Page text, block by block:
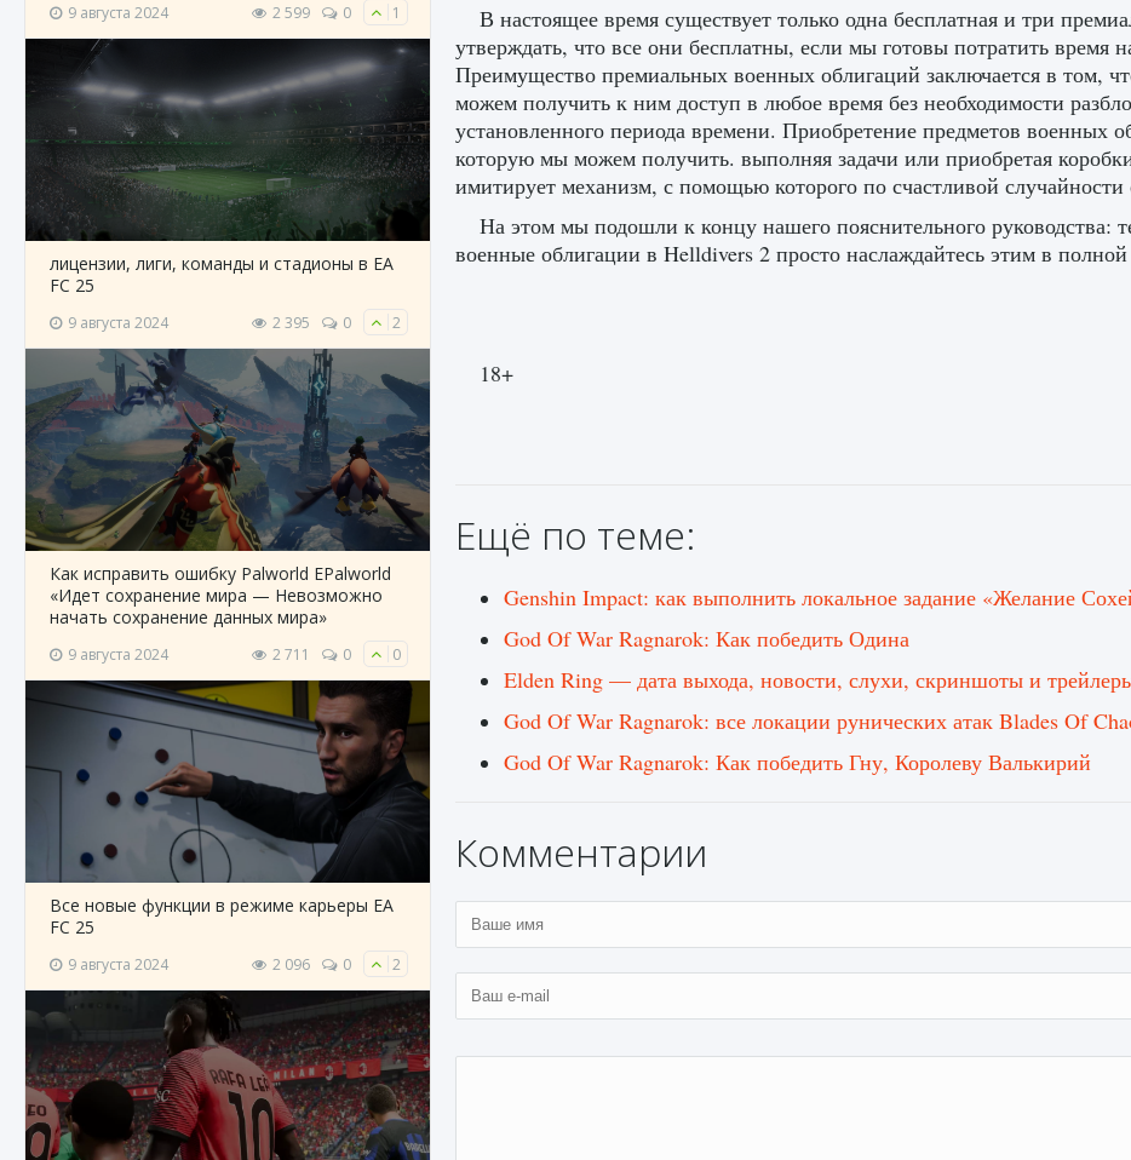
9 августа 2024 2 599 0 1
лицензии, лиги, команды и стадионы в EA
FC 25
9 августа 2024 2 395 0 2
Как исправить ошибку Palworld EPalworld
«Идет сохранение мира — Невозможно
начать сохранение данных мира»
9 августа 2024 2 711 0 0
Все новые функции в режиме карьеры EA
FC 25
9 августа 2024 2 096 0 2
В настоящее время существует только одна бесплатная и три
утверждать, что все они бесплатны, если мы готовы потратить время
Преимущество премиальных военных облигаций заключается в том,
можем получить к ним доступ в любое время без необходимости
установленного периода времени. Приобретение предметов военных
которую мы можем получить. выполняя задачи или приобретая
имитирует механизм, с помощью которого по счастливой
На этом мы подошли к концу нашего пояснительного руководства:
военные облигации в Helldivers 2 просто наслаждайтесь этим в
18+
Ещё по теме:
Genshin Impact: как выполнить локальное задание «Желание
God Of War Ragnarok: Как победить Одина
Elden Ring — дата выхода, новости, слухи, скриншоты и
God Of War Ragnarok: все локации рунических атак Blades Of
God Of War Ragnarok: Как победить Гну, Королеву Валькирий
Комментарии